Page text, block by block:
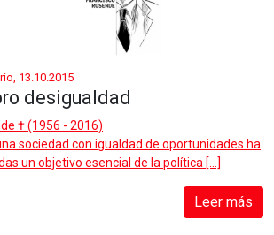
13.10.2015
desigualdad
† (1956 - 2016)
sociedad con igualdad de oportunidades ha
un objetivo esencial de la política […]
Leer más